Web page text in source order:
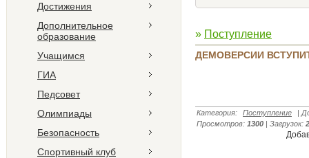
Достижения
Дополнительное
образование
Учащимся
ГИА
Педсовет
Олимпиады
Безопасность
Спортивный клуб
» Поступление
ДЕМОВЕРСИИ
Категория: Поступление |
Просмотров: 1300 | Загрузок: